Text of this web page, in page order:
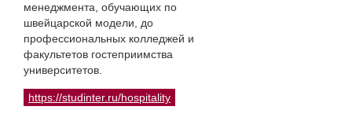
менеджмента, обучающих по
швейцарской модели, до
профессиональных колледжей и
факультетов гостеприимства
университетов.
https://studinter.ru/hospitality